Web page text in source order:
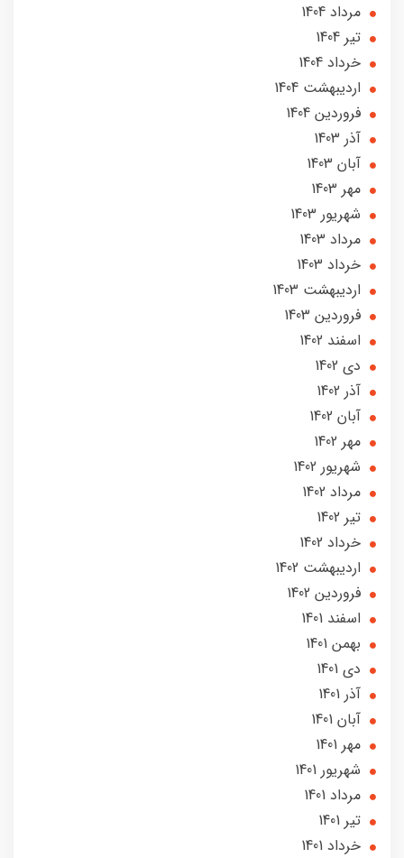
مرداد 1404
تير 1404
خرداد 1404
ارديبهشت 1404
فروردین 1404
آذر 1403
آبان 1403
مهر 1403
شهریور 1403
مرداد 1403
خرداد 1403
ارديبهشت 1403
فروردین 1403
اسفند 1402
دی 1402
آذر 1402
آبان 1402
مهر 1402
شهریور 1402
مرداد 1402
تير 1402
خرداد 1402
ارديبهشت 1402
فروردین 1402
اسفند 1401
بهمن 1401
دی 1401
آذر 1401
آبان 1401
مهر 1401
شهریور 1401
مرداد 1401
تير 1401
خرداد 1401